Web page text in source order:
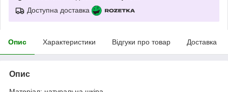
Доступна доставка
Опис Характеристики Відгуки про товар Доставка
Опис